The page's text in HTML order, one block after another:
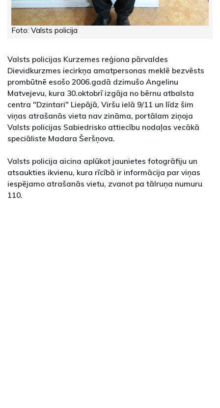
Foto: Valsts policija
Valsts policijas Kurzemes reģiona pārvaldes
Dievidkurzmes iecirkņa amatpersonas meklē bezvēsts
prombūtnē esošo 2006.gadā dzimušo Angelinu
Matvejevu, kura 30.oktobrī izgāja no bērnu atbalsta
centra "Dzintari" Liepājā, Viršu ielā 9/11 un līdz šim
viņas atrašanās vieta nav zināma, portālam ziņoja
Valsts policijas Sabiedrisko attiecību nodaļas vecākā
speciāliste Madara Šeršņova.
Valsts policija aicina aplūkot jaunietes fotogrāfiju un
atsaukties ikvienu, kura rīcībā ir informācija par viņas
iespējamo atrašanās vietu, zvanot pa tālruņa numuru
110.